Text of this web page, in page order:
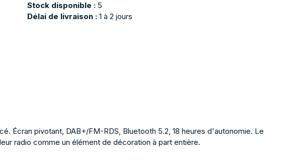
Stock disponible : 5
Délai de livraison : 1 à 2 jours
Écran pivotant, DAB+/FM-RDS, Bluetooth 5.2, 18 heures d'autonomie. Le
radio comme un élément de décoration à part entière.